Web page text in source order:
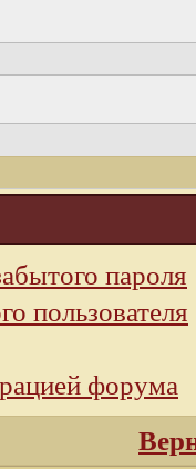
пароля
пользователя
форума